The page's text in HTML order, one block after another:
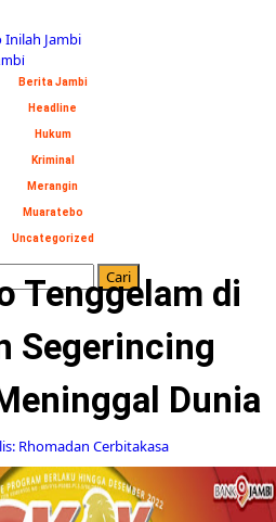
Berita Jambi
Headline
Hukum
Kriminal
Merangin
Muaratebo
Uncategorized
Tenggelam di
Segerincing
Dunia
Rhomadan Cerbitakasa